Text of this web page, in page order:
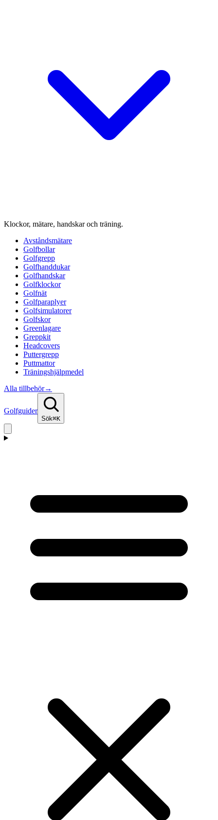
Klockor, mätare, handskar och träning.
Avståndsmätare
Golfbollar
Golfgrepp
Golfhanddukar
Golfhandskar
Golfklockor
Golfnät
Golfparaplyer
Golfsimulatorer
Golfskor
Greenlagare
Greppkit
Headcovers
Puttergrepp
Puttmattor
Träningshjälpmedel
Alla tillbehör→
Golfguider
Sök⌘K